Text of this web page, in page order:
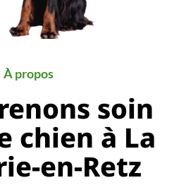
À propos
soin
chien à La
en-Retz